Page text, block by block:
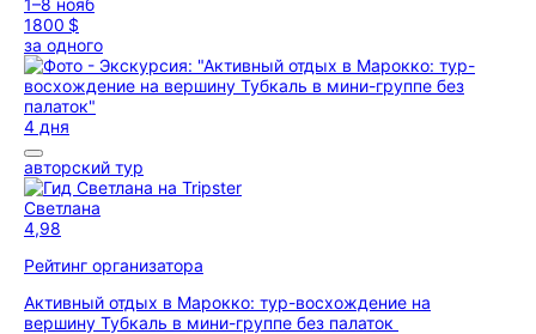
1–8 нояб
1800 $
за одного
4 дня
авторский тур
Светлана
4,98
Рейтинг организатора
Активный отдых в Марокко: тур-восхождение на
вершину Тубкаль в мини-группе без палаток